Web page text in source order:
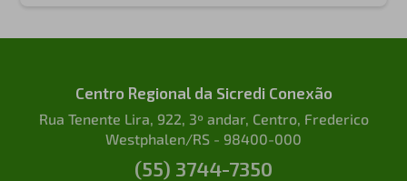
Centro Regional da Sicredi Conexão
Rua Tenente Lira, 922, 3º andar, Centro, Frederico
Westphalen/RS - 98400-000
(55) 3744-7350